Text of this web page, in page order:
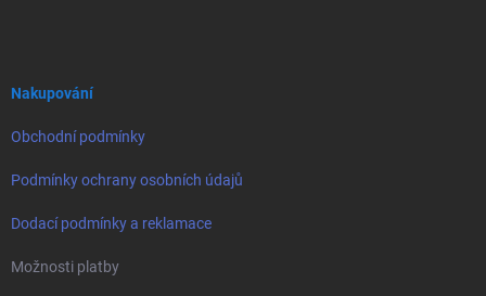
Nakupování
Obchodní podmínky
Podmínky ochrany osobních údajů
Dodací podmínky a reklamace
Možnosti platby